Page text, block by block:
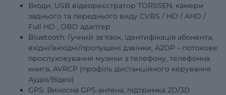
Входи: USB відеореєстратор TORSSEN, камери
заднього та переднього виду CVBS / HD / AHD /
Full HD , OBD адаптер
Bluetooth: Гучний зв'язок, ідентифікація абонента,
вхідні/вихідні/пропущені дзвінки, A2DP – потокове
прослуховування музики з телефону, телефонна
книга, AVRCP (профіль дистанційного керування
Аудіо/Відео)
GPS: Виносна GPS-антена, підтримка 2D/3D